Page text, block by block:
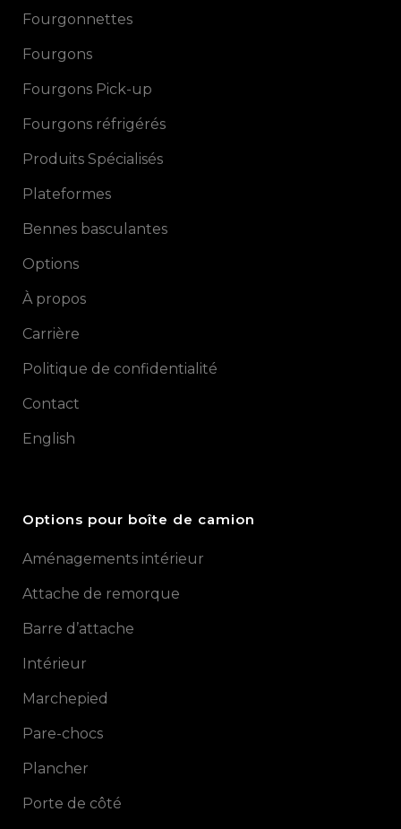
Fourgonnettes
Fourgons
Fourgons Pick-up
Fourgons réfrigérés
Produits Spécialisés
Plateformes
Bennes basculantes
Options
À propos
Carrière
Politique de confidentialité
Contact
English
Options pour boîte de camion
Aménagements intérieur
Attache de remorque
Barre d’attache
Intérieur
Marchepied
Pare-chocs
Plancher
Porte de côté